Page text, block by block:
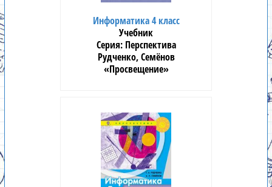
Информатика 4 класс
Учебник
Перспектива
Рудченко, Семёнов
«Просвещение»